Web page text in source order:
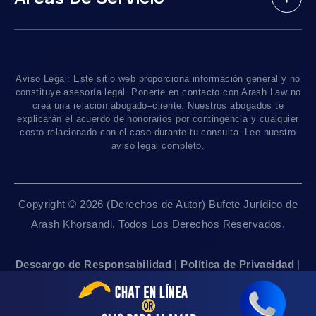
Accidentes De Camiones
Abogados De Muerte Por Negligencia
Contáctanos
Empleos
Mapa Del Sitio
Linea De 24hrs: (310) 277-7529
Disponible Sólo Con Cita Previa
Sacramento, CA 95825
San Francisco, CA 94111
Disponible Sólo Con Cita Previa
Sherman Oaks, CA 91403
Aviso Legal: Este sitio web proporciona información general y no
constituye asesoría legal. Ponerte en contacto con Arash Law no
crea una relación abogado–cliente. Nuestros abogados te
explicarán el acuerdo de honorarios por contingencia y cualquier
costo relacionado con el caso durante tu consulta. Lee nuestro
aviso legal completo.
Copyright © 2026 (Derechos de Autor) Bufete Jurídico de
Arash Khorsandi. Todos Los Derechos Reservados.
Descargo de Responsabilidad | Política de Privacidad |
Accesibilidad|Empleos| Mapa Del Sitio